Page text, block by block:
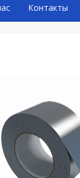
Контакты